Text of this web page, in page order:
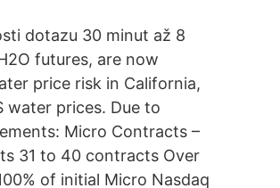
dotazu 30 minut až 8
futures, are now
price risk in California,
water prices. Due to
Micro Contracts –
31 to 40 contracts Over
of initial Micro Nasdaq